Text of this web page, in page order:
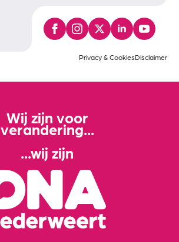
Privacy & CookiesDisclaimer
Wij zijn voor
verandering...
...wij zijn